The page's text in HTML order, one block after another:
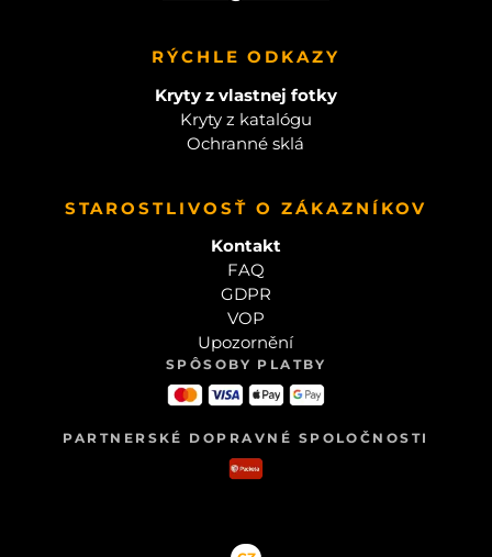
RÝCHLE ODKAZY
Kryty z vlastnej fotky
Kryty z katalógu
Ochranné sklá
STAROSTLIVOSŤ O ZÁKAZNÍKOV
Kontakt
FAQ
GDPR
VOP
Upozornění
SPÔSOBY PLATBY
PARTNERSKÉ DOPRAVNÉ SPOLOČNOSTI